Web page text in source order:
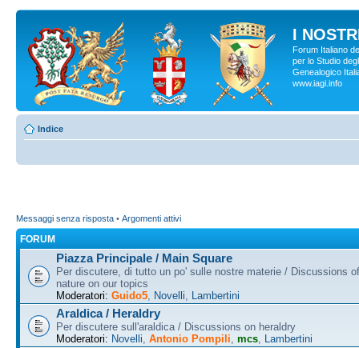
I
Forum Italiano
per lo Studio
Genealogico
www.iagi.info
Indice
Messaggi senza risposta • Argomenti attivi
FORUM
Piazza Principale / Main Square
Per discutere, di tutto un po' sulle nostre materie / Discussions
nature on our topics
Moderatori: Guido5 Novelli Lambertini
Araldica / Heraldry
Per discutere sull'araldica / Discussions on heraldry
Moderatori: Novelli Antonio Pompili mcs Lambertini